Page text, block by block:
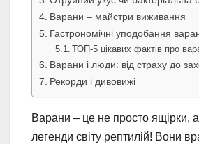
Варани – майстри виживання
Гастрономічні уподобання
ТОП-5 цікавих фактів про
Варани і люди: від страху до
Рекорди і дивовижі
Варани – це не просто ящірки,
легенди світу рептилій! Вони